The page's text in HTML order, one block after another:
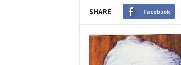
SHARE Facebook